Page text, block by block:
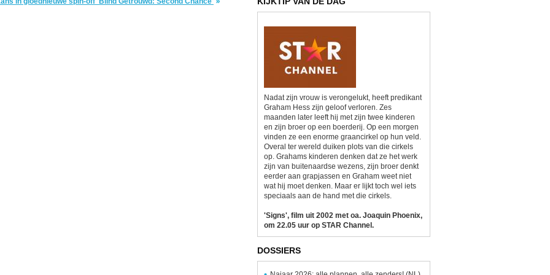
Nadat zijn vrouw is verongelukt, heeft predikant
Graham Hess zijn geloof verloren. Zes
maanden later leeft hij met zijn twee kinderen
en zijn broer op een boerderij. Op een morgen
vinden ze een enorme graancirkel op hun veld.
Overal ter wereld duiken plots van die cirkels
op. Grahams kinderen denken dat ze het werk
zijn van buitenaardse wezens, zijn broer denkt
eerder aan grapjassen en Graham weet niet
wat hij moet denken. Maar er lijkt toch wel iets
speciaals aan de hand met die cirkels.
'Signs', film uit 2002 met oa. Joaquin Phoenix,
om 22.05 uur op STAR Channel.
DOSSIERS